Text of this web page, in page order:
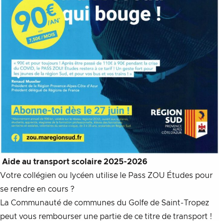
Aide au transport scolaire 2025-2026
Votre collégien ou lycéen utilise le Pass ZOU Études pour
se rendre en cours ?
La Communauté de communes du Golfe de Saint-Tropez
peut vous rembourser une partie de ce titre de transport !